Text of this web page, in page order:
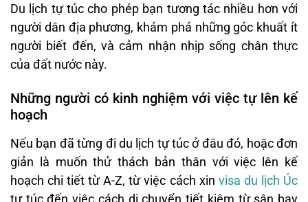
Du lịch tự túc cho phép bạn tương tác nhiều hơn với
người dân địa phương, khám phá những góc khuất ít
người biết đến, và cảm nhận nhịp sống chân thực
của đất nước này.
Những người có kinh nghiệm với việc tự lên kế
hoạch
Nếu bạn đã từng đi du lịch tự túc ở đâu đó, hoặc đơn
giản là muốn thử thách bản thân với việc lên kế
hoạch chi tiết từ A-Z, từ việc cách xin visa du lịch Úc
tự túc đến việc cách di chuyển tiết kiệm từ sân bay